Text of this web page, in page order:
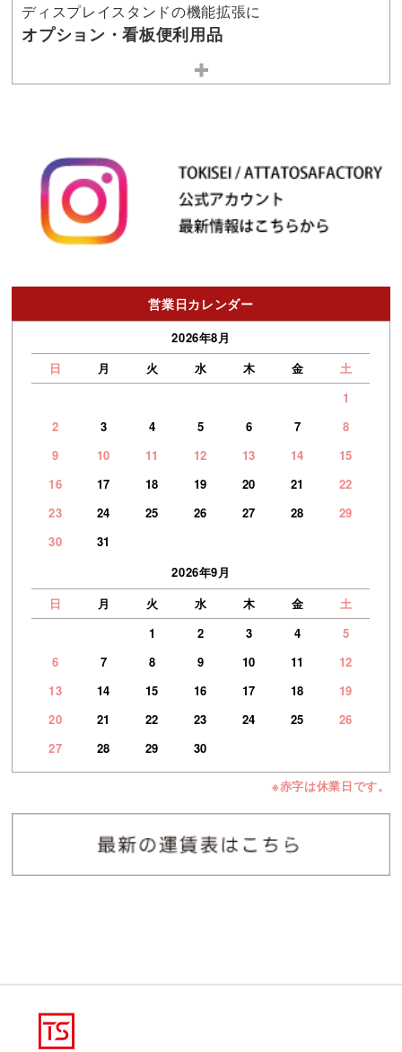
ディスプレイスタンドの機能拡張に
オプション・看板便利用品
営業日カレンダー
2026年8月
日
月 火 水 木 金
土
1
2
3 4 5 6 7
8
9
10 11 12 13 14
15
16
17 18 19 20 21
22
23
24 25 26 27 28
29
30
31
2026年9月
日
月 火 水 木 金
土
1
2 3 4
5
6
7 8 9 10 11
12
13
14 15 16 17 18
19
20
21 22 23 24 25
26
27
28 29 30
※赤字は休業日です。